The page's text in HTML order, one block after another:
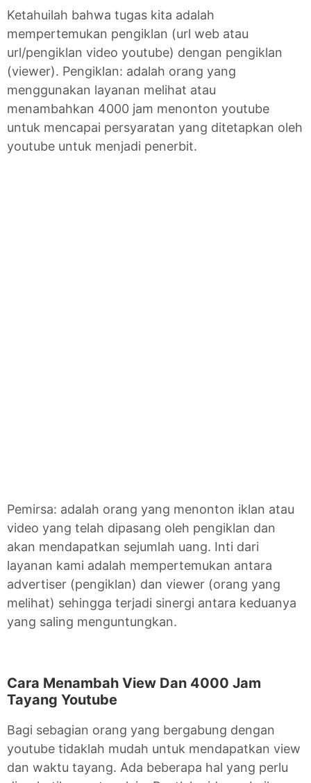
Ketahuilah bahwa tugas kita adalah
mempertemukan pengiklan (url web atau
url/pengiklan video youtube) dengan pengiklan
(viewer). Pengiklan: adalah orang yang
menggunakan layanan melihat atau
menambahkan 4000 jam menonton youtube
untuk mencapai persyaratan yang ditetapkan oleh
youtube untuk menjadi penerbit.
Pemirsa: adalah orang yang menonton iklan atau
video yang telah dipasang oleh pengiklan dan
akan mendapatkan sejumlah uang. Inti dari
layanan kami adalah mempertemukan antara
advertiser (pengiklan) dan viewer (orang yang
melihat) sehingga terjadi sinergi antara keduanya
yang saling menguntungkan.
Cara Menambah View Dan 4000 Jam
Tayang Youtube
Bagi sebagian orang yang bergabung dengan
youtube tidaklah mudah untuk mendapatkan view
dan waktu tayang. Ada beberapa hal yang perlu